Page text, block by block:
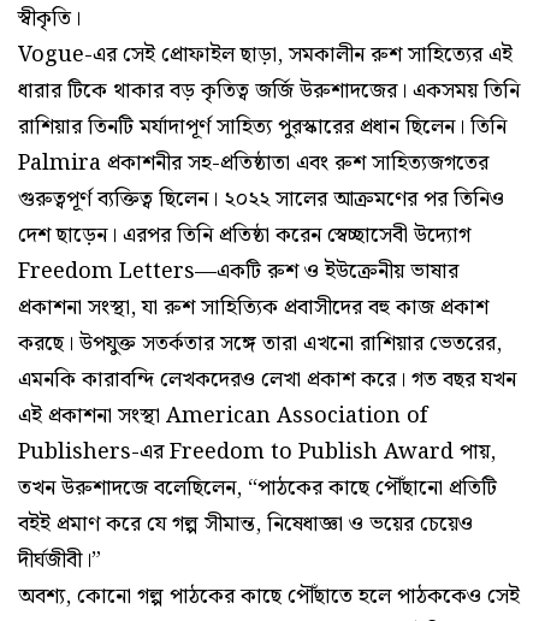
স্বীকৃতি।
Vogue-এর সেই প্রোফাইল ছাড়া, সমকালীন রুশ সাহিত্যের এই
ধারার টিকে থাকার বড় কৃতিত্ব জর্জি উরুশাদজের। একসময় তিনি
রাশিয়ার তিনটি মর্যাদাপূর্ণ সাহিত্য পুরস্কারের প্রধান ছিলেন। তিনি
Palmira প্রকাশনীর সহ-প্রতিষ্ঠাতা এবং রুশ সাহিত্যজগতের
গুরুত্বপূর্ণ ব্যক্তিত্ব ছিলেন। ২০২২ সালের আক্রমণের পর তিনিও
দেশ ছাড়েন। এরপর তিনি প্রতিষ্ঠা করেন স্বেচ্ছাসেবী উদ্যোগ
Freedom Letters—একটি রুশ ও ইউক্রেনীয় ভাষার
প্রকাশনা সংস্থা, যা রুশ সাহিত্যিক প্রবাসীদের বহু কাজ প্রকাশ
করছে। উপযুক্ত সতর্কতার সঙ্গে তারা এখনো রাশিয়ার ভেতরের,
এমনকি কারাবন্দি লেখকদেরও লেখা প্রকাশ করে। গত বছর যখন
এই প্রকাশনা সংস্থা American Association of
Publishers-এর Freedom to Publish Award পায়,
তখন উরুশাদজে বলেছিলেন, “পাঠকের কাছে পৌঁছানো প্রতিটি
বইই প্রমাণ করে যে গল্প সীমান্ত, নিষেধাজ্ঞা ও ভয়ের চেয়েও
দীর্ঘজীবী।”
অবশ্য, কোনো গল্প পাঠকের কাছে পৌঁছাতে হলে পাঠককেও সেই